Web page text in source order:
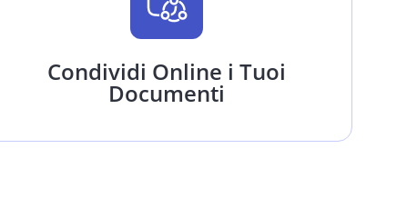
Condividi Online i Tuoi
Documenti